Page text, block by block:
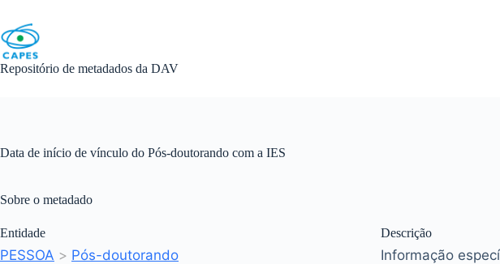
content
Repositório de metadados da DAV
Data de início de vínculo do Pós-doutorando com a IES
Sobre o metadado
Entidade
PESSOA > Pós-doutorando
Descrição
Informação